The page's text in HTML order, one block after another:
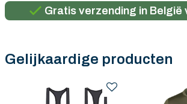
Gratis verzending in België
Gratis verzending in België
Gelijkaardige producten